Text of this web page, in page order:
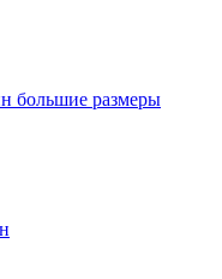
большие размеры